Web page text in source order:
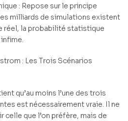
: Repose sur le principe
milliards de simulations existent
réel, la probabilité statistique
: Les Trois Scénarios
qu’au moins l’une des trois
est nécessairement vraie. Il ne
celle que l’on préfère, mais de